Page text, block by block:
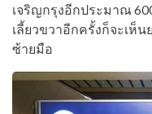
เจริญกรุงอีกประมาณ
เลี้ยวขวาอีกครั้งก็จะเห็
ซ้ายมือ